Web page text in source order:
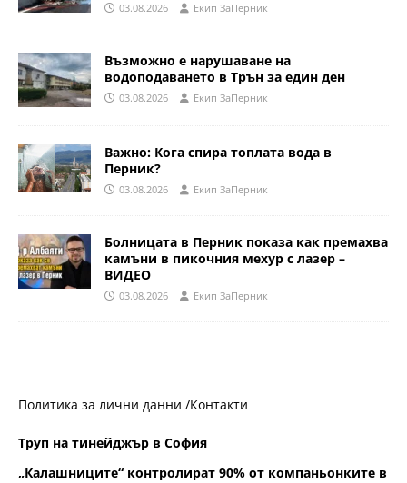
03.08.2026 Eкип ЗаПерник
Възможно е нарушаване на
водоподаването в Трън за един ден
03.08.2026 Eкип ЗаПерник
Важно: Кога спира топлата вода в
Перник?
03.08.2026 Eкип ЗаПерник
Болницата в Перник показа как премахва
камъни в пикочния мехур с лазер –
ВИДЕО
03.08.2026 Eкип ЗаПерник
Политика за лични данни /Контакти
Труп на тинейджър в София
„Калашниците“ контролират 90% от компаньонките в